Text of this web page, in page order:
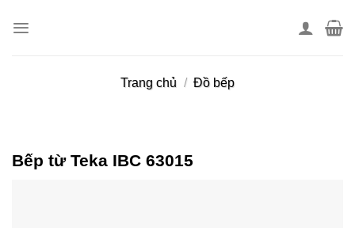
Trang chủ / Đồ bếp
Bếp từ Teka IBC 63015